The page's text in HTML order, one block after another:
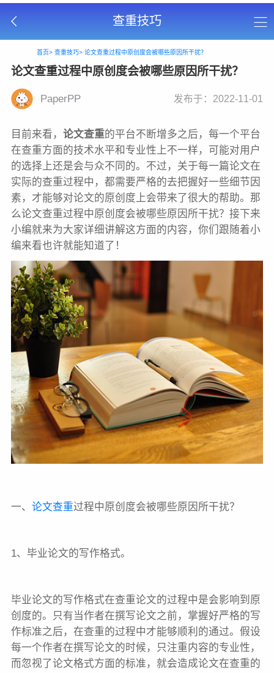
查重技巧
首页> 查重技巧> 论文查重过程中原创度会被哪些原因所干扰？
论文查重过程中原创度会被哪些原因所干扰？
PaperPP 发布于：2022-11-01
目前来看， 论文查重的平台不断增多之后，每一个平台
在查重方面的技术水平和专业性上不一样，可能对用户
的选择上还是会与众不同的。不过，关于每一篇论文在
实际的查重过程中，都需要严格的去把握好一些细节因
素，才能够对论文的原创度上会带来了很大的帮助。那
么论文查重过程中原创度会被哪些原因所干扰？接下来
小编就来为大家详细讲解这方面的内容，你们跟随着小
编来看也许就能知道了！
一、 论文查重过程中原创度会被哪些原因所干扰？
1、毕业论文的写作格式。
毕业论文的写作格式在查重论文的过程中是会影响到原
创度的。只有当作者在撰写论文之前，掌握好严格的写
作标准之后，在查重的过程中才能够顺利的通过。假设
每一个作者在撰写论文的时候，只注重内容的专业性，
而忽视了论文格式方面的标准，就会造成论文在查重的